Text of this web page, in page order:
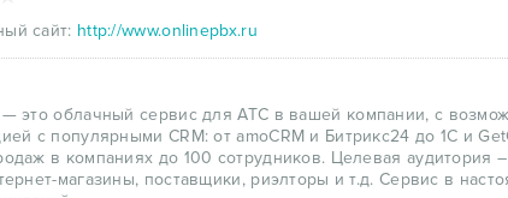
сайт: http://www.onlinepbx.ru
это облачный сервис для АТС в вашей компании, с
с популярными CRM: от amoCRM и Битрикс24 до 1С и
в компаниях до 100 сотрудников. Целевая аудитория
магазины, поставщики, риэлторы и т.д. Сервис в